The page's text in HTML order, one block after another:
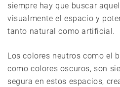
siempre hay que buscar
visualmente el espacio y
tanto natural como artificial.
Los colores neutros como el
como colores oscuros, son
segura en estos espacios,